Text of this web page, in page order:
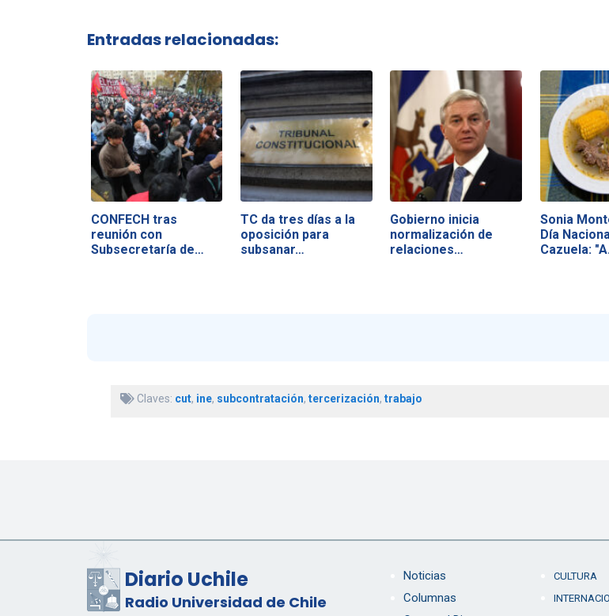
Entradas relacionadas:
CONFECH tras
reunión con
Subsecretaría de
TC da tres días a la
oposición para
subsanar…
Gobierno inicia
normalización de
relaciones…
Sonia
Día
Cazuela:
Claves: cut, ine, subcontratación, tercerización, trabajo
Diario Uchile
Radio Universidad de Chile
Noticias
Columnas
CULTURA